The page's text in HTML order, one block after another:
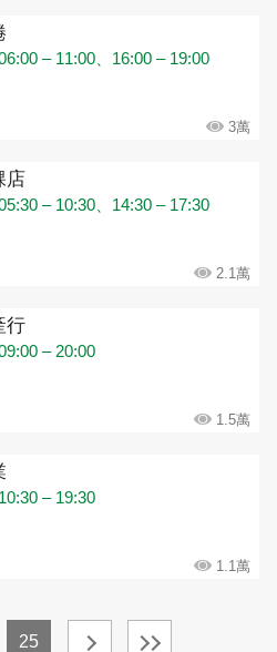
– 11:00、16:00 – 19:00
3萬
店
– 10:30、14:30 – 17:30
2.1萬
行
– 20:00
1.5萬
– 19:30
1.1萬
25